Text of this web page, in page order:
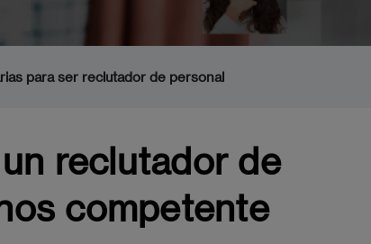
para ser reclutador de personal
reclutador de
competente